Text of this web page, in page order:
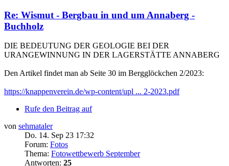
Re: Wismut - Bergbau in und um Annaberg -
Buchholz
DIE BEDEUTUNG DER GEOLOGIE BEI DER
URANGEWINNUNG IN DER LAGERSTÄTTE ANNABERG
Den Artikel findet man ab Seite 30 im Bergglöckchen 2/2023:
https://knappenverein.de/wp-content/upl ... 2-2023.pdf
Rufe den Beitrag auf
von sehmataler
Do. 14. Sep 23 17:32
Forum: Fotos
Thema: Fotowettbewerb September
Antworten: 25